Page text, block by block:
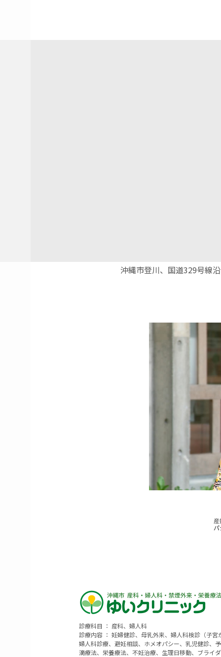
沖縄市登川、国道329号線
診療科目 ： 産科、婦人科
診療内容 ： 妊婦健診、母乳外来、婦人科検診（子
婦人科診療、避妊相談、ホメオパシー、乳児健診、
滴療法、栄養療法、不妊治療、生理日移動、ブライ